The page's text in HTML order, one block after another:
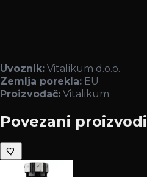
Uvoznik: Vitalikum d.o.o.
Zemlja porekla: EU
Proizvođač: Vitalikum
Povezani proizvodi